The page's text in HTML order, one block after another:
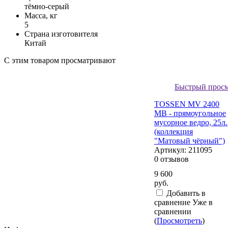
тёмно-серый
Масса, кг
5
Страна изготовителя
Китай
С этим товаром просматривают
Быстрый
TOSSEN MV 2400
MB - прямоугольное
мусорное ведро, 25л.
(коллекция
"Матовый чёрный")
Артикул: 211095
0 отзывов
9 600
руб.
Добавить в
сравнение Уже в
сравнении
(Просмотреть)